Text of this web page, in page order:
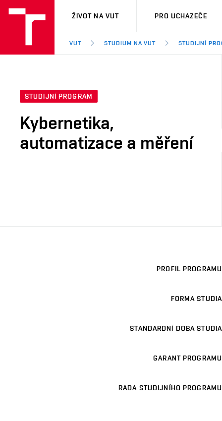
VUT
ŽIVOT NA VUT PRO UCHAZEČE
VUT STUDIUM NA VUT STUDIJNÍ
STUDIJNÍ PROGRAM
Kybernetika,
automatizace a měření
PROFIL PROGRAMU
FORMA STUDIA
STANDARDNÍ DOBA STUDIA
GARANT PROGRAMU
RADA STUDIJNÍHO PROGRAMU